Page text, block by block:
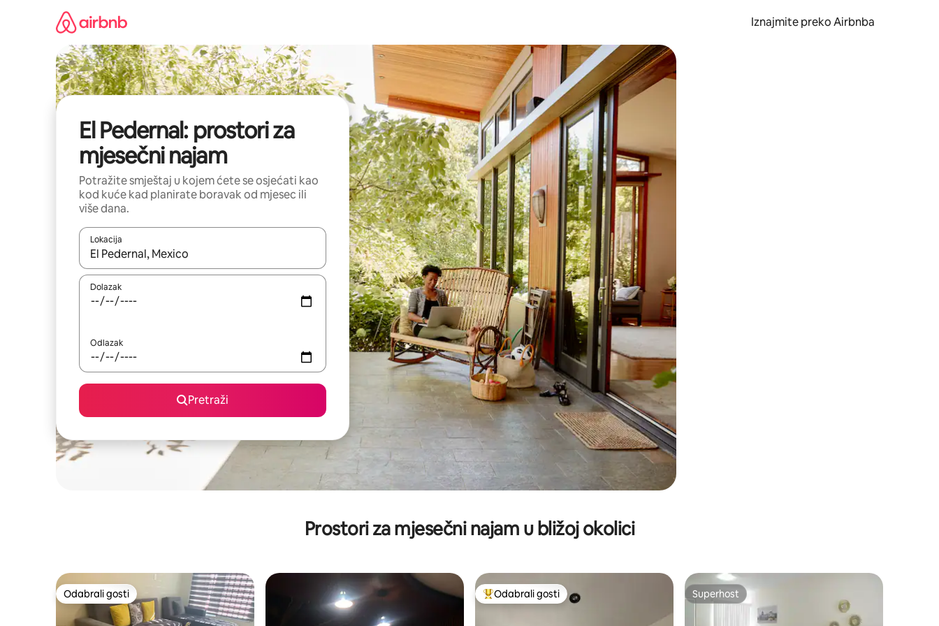
Iznajmite preko Airbnba
El Pedernal: prostori za
mjesečni najam
Potražite smještaj u kojem ćete se osjećati kao
kod kuće kad planirate boravak od mjesec ili
više dana.
Lokacija
Kada budu dostupni rezultati, moći ćete ih pregledati koristeći se strelicama prema gore i prema dolje, kao i dodirom ili prelaskom prstom po zaslonu.
Dolazak
Odlazak
Pretraži
Prostori za mjesečni najam u bližoj okolici
Odabrali gosti
Odabrali gosti Među najviše rangiranima s oznakom „Odabrali gosti”
Odabrali gosti Superhost
Superhost